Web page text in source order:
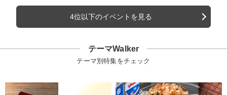
4位以下のイベントを見る
テーマWalker
テーマ別特集をチェック